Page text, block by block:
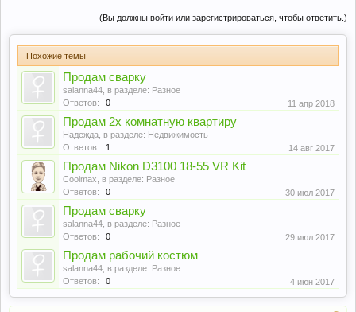
(Вы должны войти или зарегистрироваться, чтобы ответить.)
Похожие темы
Продам сварку
salanna44 , в разделе: Разное
Ответов:
0 11 апр 2018
Продам 2х комнатную квартиру
Надежда , в разделе: Недвижимость
Ответов:
1 14 авг 2017
Продам Nikon D3100 18-55 VR Kit
Coolmax , в разделе: Разное
Ответов:
0 30 июл 2017
Продам сварку
salanna44 , в разделе: Разное
Ответов:
0 29 июл 2017
Продам рабочий костюм
salanna44 , в разделе: Разное
Ответов:
0 4 июн 2017